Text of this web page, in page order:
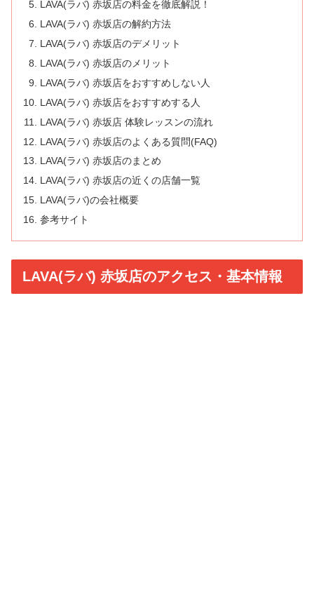
LAVA(ラバ) 赤坂店の料金を徹底解説！
LAVA(ラバ) 赤坂店の解約方法
LAVA(ラバ) 赤坂店のデメリット
LAVA(ラバ) 赤坂店のメリット
LAVA(ラバ) 赤坂店をおすすめしない人
LAVA(ラバ) 赤坂店をおすすめする人
LAVA(ラバ) 赤坂店 体験レッスンの流れ
LAVA(ラバ) 赤坂店のよくある質問(FAQ)
LAVA(ラバ) 赤坂店のまとめ
LAVA(ラバ) 赤坂店の近くの店舗一覧
LAVA(ラバ)の会社概要
参考サイト
LAVA(ラバ) 赤坂店のアクセス・基本情報